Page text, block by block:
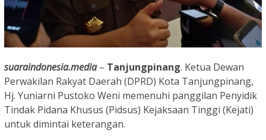
suaraindonesia.media– Tanjungpinang. Ketua Dewan
Perwakilan Rakyat Daerah (DPRD) Kota Tanjungpinang,
Hj. Yuniarni Pustoko Weni memenuhi panggilan Penyidik
Tindak Pidana Khusus (Pidsus) Kejaksaan Tinggi (Kejati)
untuk dimintai keterangan.